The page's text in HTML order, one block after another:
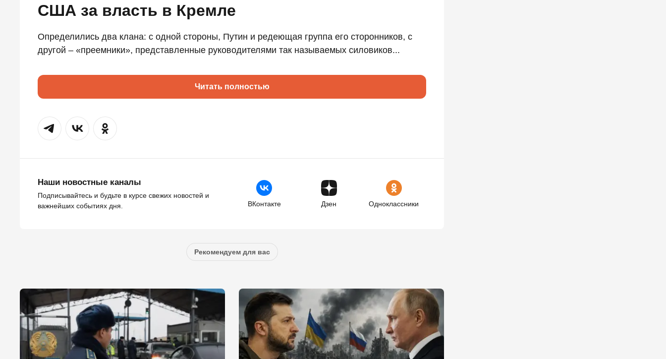
США за власть в Кремле
Определились два клана: с одной стороны, Путин и редеющая группа его сторонников, с
другой – «преемники», представленные руководителями так называемых силовиков...
Читать полностью
Наши новостные каналы
Подписывайтесь и будьте в курсе свежих новостей и
важнейших событиях дня.
ВКонтакте Дзен Одноклассники
Рекомендуем для вас